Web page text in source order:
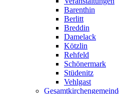
Barenthin
Berlitt
Breddin
Damelack
Kötzlin
Rehfeld
Schönermark
Stüdenitz
Vehlgast